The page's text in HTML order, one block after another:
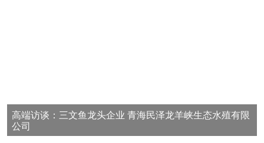
高端访谈：三文鱼龙头企业 青海民泽龙羊峡生态水殖有限
公司